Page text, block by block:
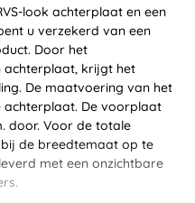
look achterplaat en een
u verzekerd van een
Door het
achterplaat, krijgt het
De maatvoering van het
De voorplaat
door. Voor de totale
de breedtemaat op te
met een onzichtbare